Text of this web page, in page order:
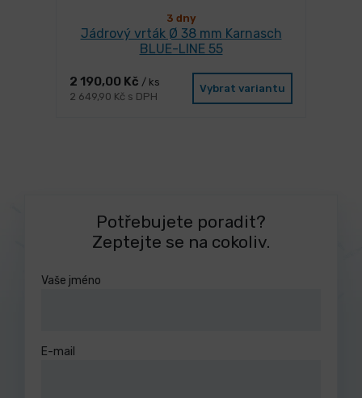
3 dny
Jádrový vrták Ø 38 mm Karnasch
BLUE-LINE 55
2 190,00 Kč / ks
2 649,90 Kč s DPH
Vybrat variantu
Potřebujete poradit?
Zeptejte se na cokoliv.
Vaše jméno
E-mail